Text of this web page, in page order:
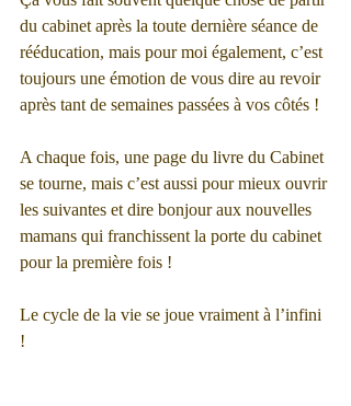
du cabinet après la toute dernière séance de
rééducation, mais pour moi également, c’est
toujours une émotion de vous dire au revoir
après tant de semaines passées à vos côtés !
A chaque fois, une page du livre du Cabinet
se tourne, mais c’est aussi pour mieux ouvrir
les suivantes et dire bonjour aux nouvelles
mamans qui franchissent la porte du cabinet
pour la première fois !
Le cycle de la vie se joue vraiment à l’infini
!